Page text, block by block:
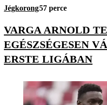
Jégkorong57 perce
VARGA ARNOLD
EGÉSZSÉGESEN
ERSTE LIGÁBAN